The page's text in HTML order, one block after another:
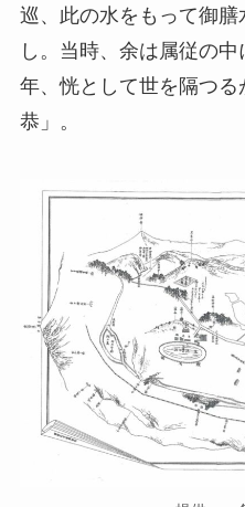
巡、此の水をもって御
し。当時、余は属従の
年、恍として世を隔つ
恭」。